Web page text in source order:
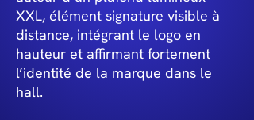
XXL, élément signature visible à
distance, intégrant le logo en
hauteur et affirmant fortement
l’identité de la marque dans le
hall.